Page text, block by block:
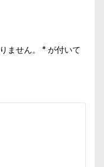
ません。 * が付いて